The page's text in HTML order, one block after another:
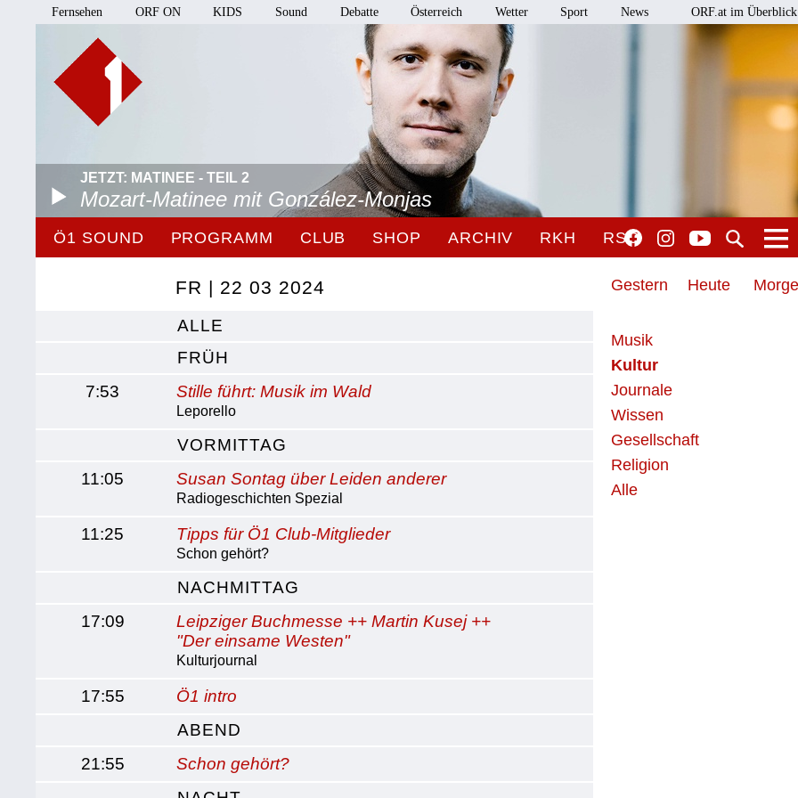
Fernsehen ORF ON KIDS Sound Debatte Österreich Wetter Sport News ORF.at im Überblick
JETZT: MATINEE - TEIL 2
Mozart-Matinee mit González-Monjas
Ö1 SOUND PROGRAMM CLUB SHOP ARCHIV RKH RSO
Gestern Heute
Musik
Kultur
Journale
Wissen
Gesellschaft
Religion
Alle
FR | 22 03 2024
ALLE
FRÜH
7:53
Stille führt: Musik im Wald
Leporello
VORMITTAG
11:05
Susan Sontag über Leiden anderer
Radiogeschichten Spezial
11:25 Tipps für Ö1 Club-Mitglieder
Schon gehört?
NACHMITTAG
17:09
Leipziger Buchmesse ++ Martin Kusej ++
"Der einsame Westen"
Kulturjournal
17:55
Ö1 intro
ABEND
21:55
Schon gehört?